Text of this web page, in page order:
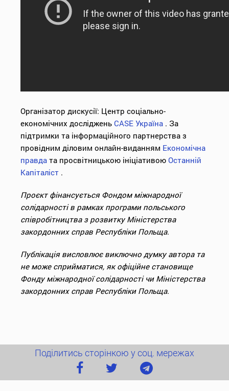
Організатор дискусії: Центр соціально-
економічних досліджень CASE Україна . За
підтримки та інформаційного партнерства з
провідним діловим онлайн-виданням Економічна
правда та просвітницькою ініціативою Останній
Капіталіст .
Проєкт фінансується Фондом міжнародної
солідарності в рамках програми польського
співробітництва з розвитку Міністерства
закордонних справ Республіки Польща.
Публікація висловлює виключно думку автора та
не може сприйматися, як офіційне становище
Фонду міжнародної солідарності чи Міністерства
закордонних справ Республіки Польща.
Поділитись сторінкою у соц. мережах